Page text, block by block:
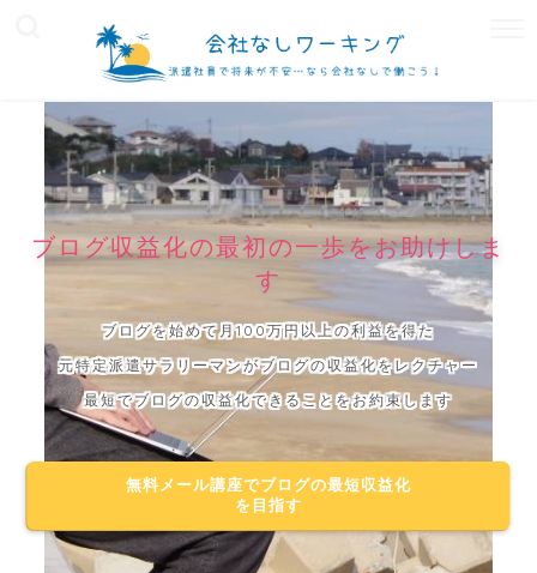
ブログ収益化の最初の一歩をお助けしま
す
ブログを始めて月100万円以上の利益を得た
元特定派遣サラリーマンがブログの収益化をレクチャー
最短でブログの収益化できることをお約束します
無料メール講座でブログの最短収益化
を目指す